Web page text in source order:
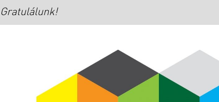
Gratulálunk!